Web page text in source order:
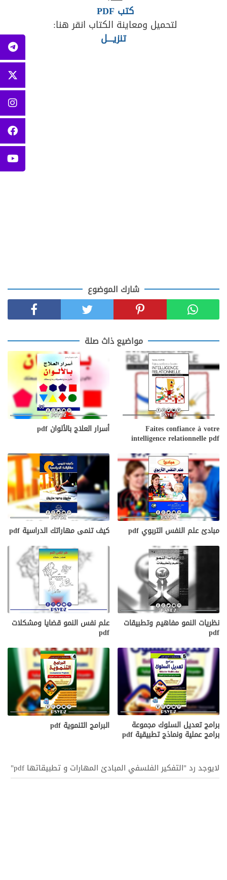
كتب PDF
لتحميل ومعاينة الكتاب انقر هنا:
تنزيــــل
شارك الموضوع
مواضيع ذاث صلة
Faites confiance à votre
intelligence relationnelle pdf
أسرار العلاج بالألوان pdf
مبادئ علم النفس التربوي pdf كيف تنمى مهاراتك الدراسية pdf
نظريات النمو مفاهيم وتطبيقات
pdf
علم نفس النمو قضايا ومشكلات
pdf
برامج تعديل السلوك مجموعة
برامج عملية ونماذج تطبيقية pdf
البرامج التنموية pdf
لايوجد رد "التفكير الفلسفي المبادئ المهارات و تطبيقاتها pdf"